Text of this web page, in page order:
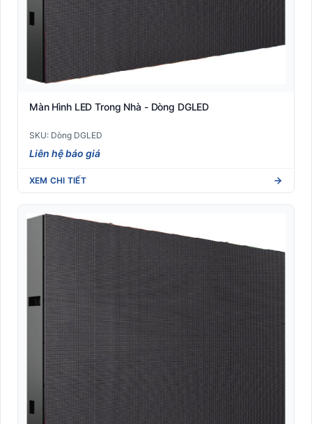
Màn Hình LED Trong Nhà - Dòng DGLED
SKU: Dòng DGLED
Liên hệ báo giá
XEM CHI TIẾT